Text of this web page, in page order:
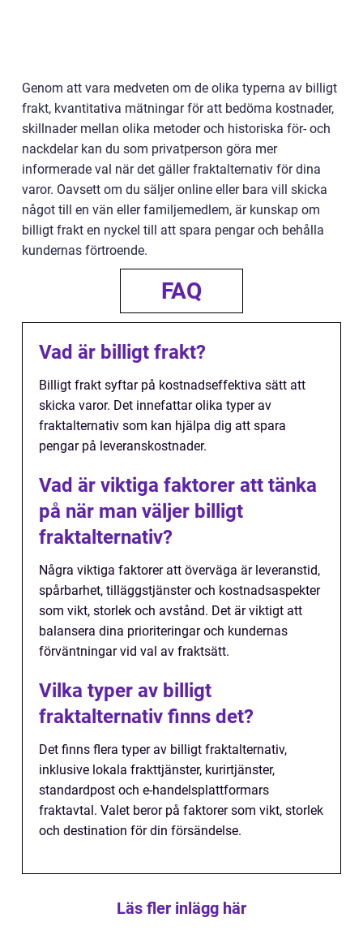
Genom att vara medveten om de olika typerna av billigt
frakt, kvantitativa mätningar för att bedöma kostnader,
skillnader mellan olika metoder och historiska för- och
nackdelar kan du som privatperson göra mer
informerade val när det gäller fraktalternativ för dina
varor. Oavsett om du säljer online eller bara vill skicka
något till en vän eller familjemedlem, är kunskap om
billigt frakt en nyckel till att spara pengar och behålla
kundernas förtroende.
FAQ
Vad är billigt frakt?
Billigt frakt syftar på kostnadseffektiva sätt att
skicka varor. Det innefattar olika typer av
fraktalternativ som kan hjälpa dig att spara
pengar på leveranskostnader.
Vad är viktiga faktorer att tänka
på när man väljer billigt
fraktalternativ?
Några viktiga faktorer att överväga är leveranstid,
spårbarhet, tilläggstjänster och kostnadsaspekter
som vikt, storlek och avstånd. Det är viktigt att
balansera dina prioriteringar och kundernas
förväntningar vid val av fraktsätt.
Vilka typer av billigt
fraktalternativ finns det?
Det finns flera typer av billigt fraktalternativ,
inklusive lokala frakttjänster, kurirtjänster,
standardpost och e-handelsplattformars
fraktavtal. Valet beror på faktorer som vikt, storlek
och destination för din försändelse.
Läs fler inlägg här